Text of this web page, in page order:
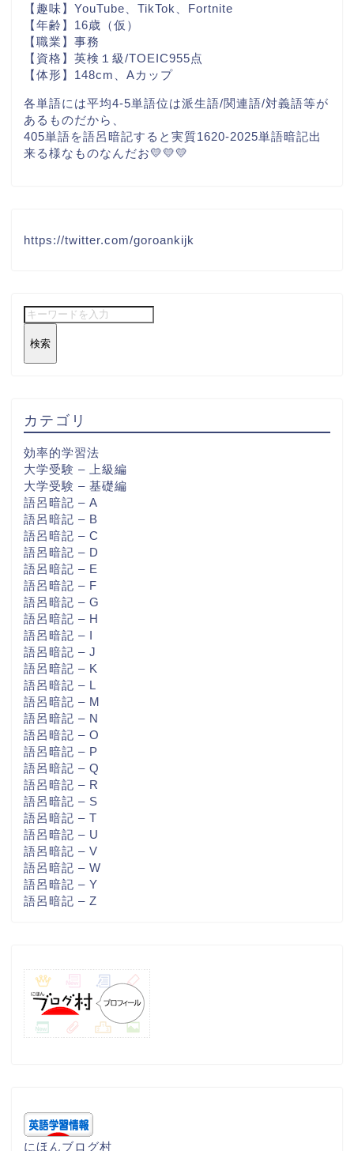
【趣味】YouTube、TikTok、Fortnite
【年齢】16歳（仮）
【職業】事務
【資格】英検１級/TOEIC955点
【体形】148cm、Aカップ
各単語には平均4-5単語位は派生語/関連語/対義語等が
あるものだから、
405単語を語呂暗記すると実質1620-2025単語暗記出
来る様なものなんだお💛💛💛
https://twitter.com/goroankijk
検索
カテゴリ
効率的学習法
大学受験 – 上級編
大学受験 – 基礎編
語呂暗記 – A
語呂暗記 – B
語呂暗記 – C
語呂暗記 – D
語呂暗記 – E
語呂暗記 – F
語呂暗記 – G
語呂暗記 – H
語呂暗記 – I
語呂暗記 – J
語呂暗記 – K
語呂暗記 – L
語呂暗記 – M
語呂暗記 – N
語呂暗記 – O
語呂暗記 – P
語呂暗記 – Q
語呂暗記 – R
語呂暗記 – S
語呂暗記 – T
語呂暗記 – U
語呂暗記 – V
語呂暗記 – W
語呂暗記 – Y
語呂暗記 – Z
にほんブログ村